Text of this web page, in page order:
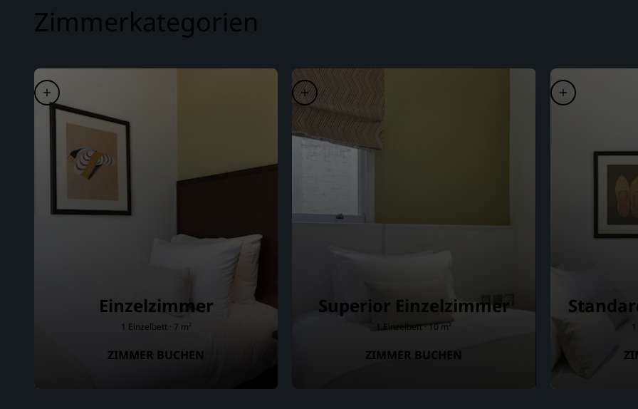
Zimmerkategorien
Einzelzimmer
1 Einzelbett · 7 m²
ZIMMER BUCHEN
Superior Einzelzimmer
1 Einzelbett · 10 m²
ZIMMER BUCHEN